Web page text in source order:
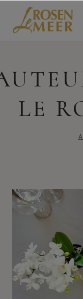
contenu
LE